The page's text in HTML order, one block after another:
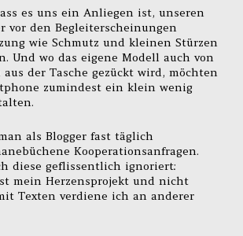
es uns ein Anliegen ist, unseren
vor den Begleiterscheinungen
wie Schmutz und kleinen Stürzen
Und wo das eigene Modell auch von
der Tasche gezückt wird, möchten
zumindest ein klein wenig
als Blogger fast täglich
Kooperationsanfragen.
diese geflissentlich ignoriert:
mein Herzensprojekt und nicht
Texten verdiene ich an anderer